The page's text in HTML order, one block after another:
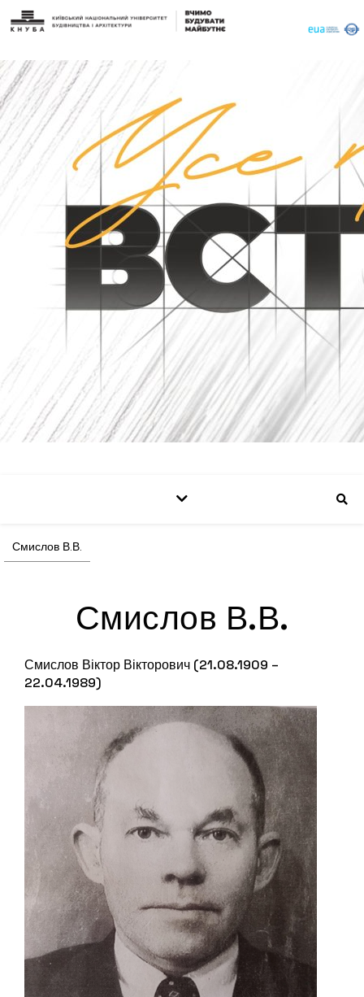
Смислов В.В.
Смислов В.В.
Смислов Віктор Вікторович (21.08.1909 –
22.04.1989)